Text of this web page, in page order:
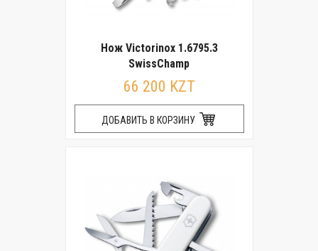
Нож Victorinox 1.6795.3
SwissChamp
66 200 KZT
ДОБАВИТЬ В КОРЗИНУ